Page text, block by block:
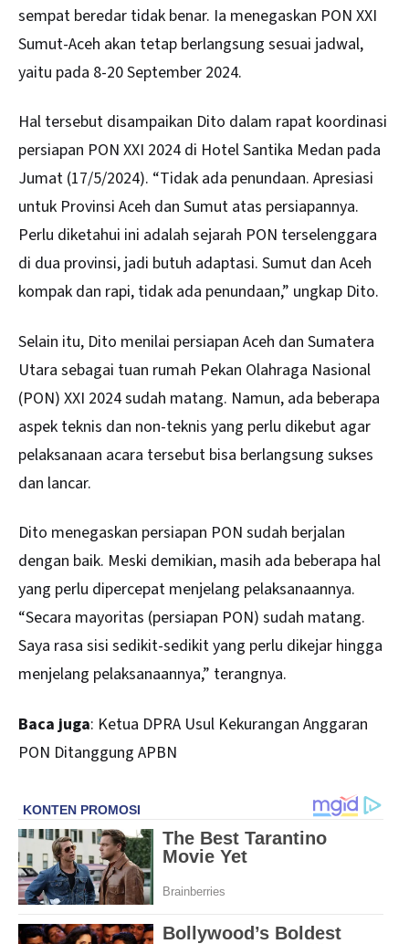
sempat beredar tidak benar. Ia menegaskan PON XXI
Sumut-Aceh akan tetap berlangsung sesuai jadwal,
yaitu pada 8-20 September 2024.
Hal tersebut disampaikan Dito dalam rapat koordinasi
persiapan PON XXI 2024 di Hotel Santika Medan pada
Jumat (17/5/2024). “Tidak ada penundaan. Apresiasi
untuk Provinsi Aceh dan Sumut atas persiapannya.
Perlu diketahui ini adalah sejarah PON terselenggara
di dua provinsi, jadi butuh adaptasi. Sumut dan Aceh
kompak dan rapi, tidak ada penundaan,” ungkap Dito.
Selain itu, Dito menilai persiapan Aceh dan Sumatera
Utara sebagai tuan rumah Pekan Olahraga Nasional
(PON) XXI 2024 sudah matang. Namun, ada beberapa
aspek teknis dan non-teknis yang perlu dikebut agar
pelaksanaan acara tersebut bisa berlangsung sukses
dan lancar.
Dito menegaskan persiapan PON sudah berjalan
dengan baik. Meski demikian, masih ada beberapa hal
yang perlu dipercepat menjelang pelaksanaannya.
“Secara mayoritas (persiapan PON) sudah matang.
Saya rasa sisi sedikit-sedikit yang perlu dikejar hingga
menjelang pelaksanaannya,” terangnya.
Baca juga: Ketua DPRA Usul Kekurangan Anggaran
PON Ditanggung APBN